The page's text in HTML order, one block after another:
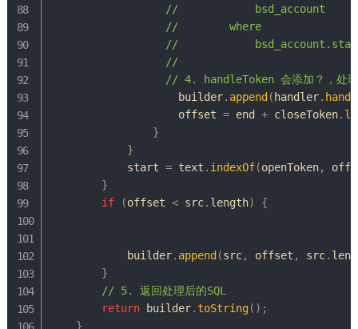
//	        bsd_account
//	    where
//
//
// 4. handleToken 会添加？，处理
                    builder
. append ( handler.
                    offset
= end + closeToken.
}
}
            start
= text . indexOf(openToken,
}
if
(offset < src. length) {
            builder
. append (src, offset , src.
}
// 5. 返回处理后的SQL
return builder. toString( ) ;
}